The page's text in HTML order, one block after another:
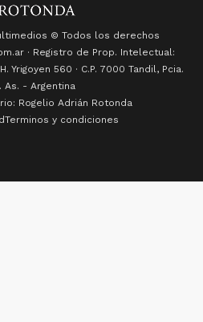
© Todos los derechos
· Registro de Prop. Intelectual:
Yrigoyen 560 · C.P. 7000 Tandil, Pcia.
As. - Argentina
Rogelio Adrián Rotonda
Terminos y condiciones